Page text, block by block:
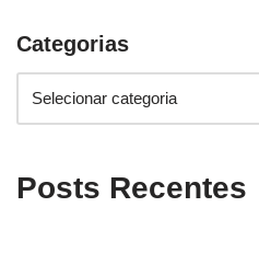
Categorias
Posts Recentes